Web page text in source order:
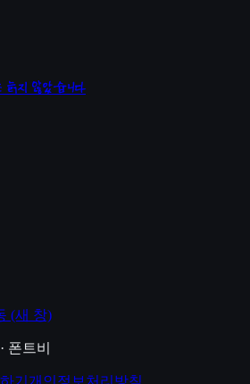
늙지 않았습니다
(새 창)
폰트비